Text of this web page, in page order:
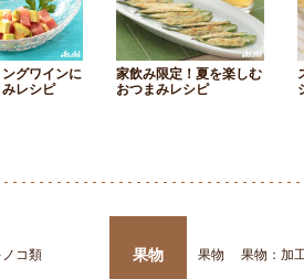
グワインに
レシピ
家飲み限定！夏を楽しむ
おつまみレシピ
ノコ類
果物 果物 果物：加